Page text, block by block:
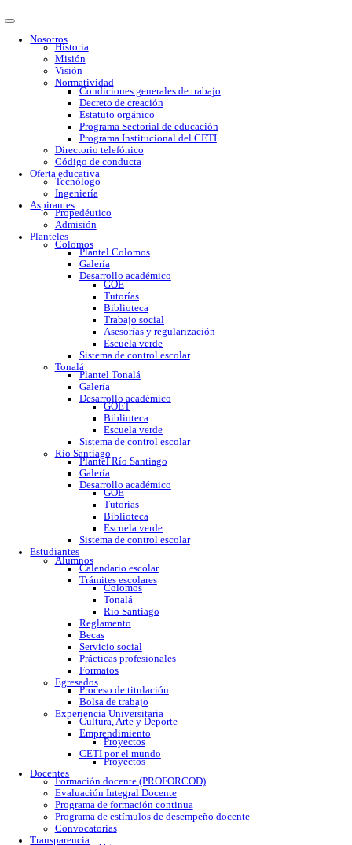
Nosotros
Historia
Misión
Visión
Normatividad
Condiciones generales de trabajo
Decreto de creación
Estatuto orgánico
Programa Sectorial de educación
Programa Institucional del CETI
Directorio telefónico
Código de conducta
Oferta educativa
Tecnólogo
Ingeniería
Aspirantes
Propedéutico
Admisión
Colomos
Plantel Colomos
Galería
Desarrollo académico
GOE
Tutorías
Trabajo social
Asesorías y regularización
Escuela verde
Sistema de control escolar
Tonalá
Plantel Tonalá
Galería
Desarrollo académico
GOET
Biblioteca
Escuela verde
Río Santiago
Plantel Río Santiago
Galería
Desarrollo académico
GOE
Tutorías
Biblioteca
Escuela verde
Sistema de control escolar
Estudiantes
Alumnos
Calendario escolar
Trámites escolares
Colomos
Tonalá
Río Santiago
Reglamento
Becas
Servicio social
Prácticas profesionales